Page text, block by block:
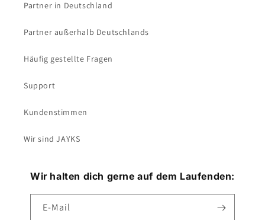
Partner in Deutschland
Partner außerhalb Deutschlands
Häufig gestellte Fragen
Support
Kundenstimmen
Wir sind JAYKS
Wir halten dich gerne auf dem Laufenden:
E-Mail